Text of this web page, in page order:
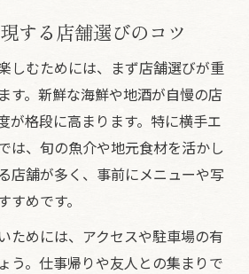
する店舗選びのコツ
しむためには、まず店舗選びが重
す。新鮮な海鮮や地酒が自慢の店
が格段に高まります。特に横手エ
は、旬の魚介や地元食材を活かし
店舗が多く、事前にメニューや写
めです。
ためには、アクセスや駐車場の有
う。仕事帰りや友人との集まりで